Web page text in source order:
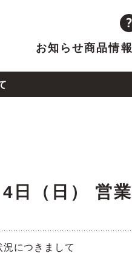
お知らせ商品情報
企業情報
取り組み
募集 委託販売者募集
舗の臨時休業について
日（日） 営
につきまして